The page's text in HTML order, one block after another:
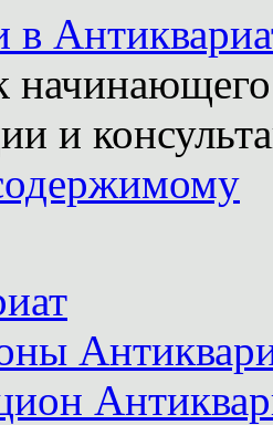
в
и